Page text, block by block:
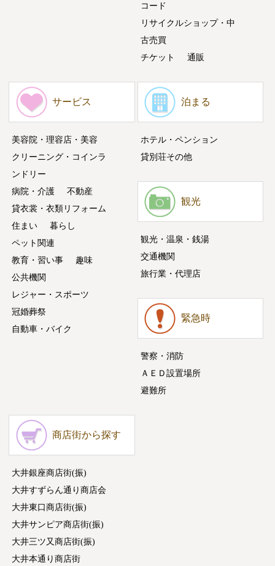
コード
リサイクルショップ・中
古売買
チケット
通販
サービス
美容院・理容店・美容
クリーニング・コインラ
ンドリー
病院・介護
不動産
貸衣裳・衣類リフォーム
住まい
暮らし
ペット関連
教育・習い事
趣味
公共機関
レジャー・スポーツ
冠婚葬祭
自動車・バイク
泊まる
ホテル・ペンション
貸別荘その他
観光
観光・温泉・銭湯
交通機関
旅行業・代理店
緊急時
警察・消防
ＡＥＤ設置場所
避難所
商店街から探す
大井銀座商店街(振)
大井すずらん通り商店会
大井東口商店街(振)
大井サンピア商店街(振)
大井三ツ又商店街(振)
大井本通り商店街